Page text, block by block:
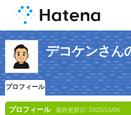
デコケンさん
プロフィール
プロフィール 最終更新日: 2025/10/06